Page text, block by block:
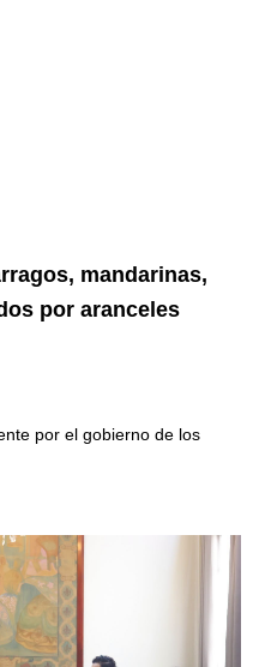
mandarinas,
por aranceles
por el gobierno de los